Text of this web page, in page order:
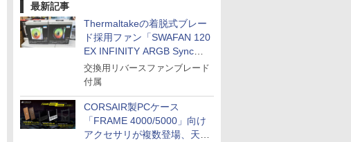
最新記事
Thermaltakeの着脱式ブレー
ド採用ファン「SWAFAN 120
EX INFINITY ARGB Sync」
に単品パッケージ
交換用リバースファンブレード
付属
CORSAIR製PCケース
「FRAME 4000/5000」向け
アクセサリが複数登場、天然